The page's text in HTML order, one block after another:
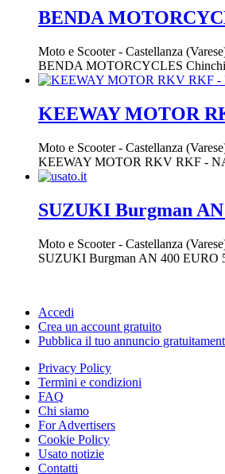
BENDA
Moto e Scooter- Castellanza
BENDA MOTORCYCLES
KEEWAY MOTOR
Moto e Scooter- Castellanza
KEEWAY MOTOR RKV RKF -
SUZUKI Burgman
Moto e Scooter- Castellanza
SUZUKI Burgman AN 400 EURO
Accedi
Crea un account gratuito
Pubblica il tuo annuncio
Privacy Policy
Termini e condizioni
FAQ
Chi siamo
For Advertisers
Cookie Policy
Usato notizie
Contatti